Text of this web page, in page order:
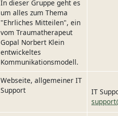
In dieser Gruppe geht es
um alles zum Thema
"Ehrliches Mitteilen", ein
vom Traumatherapeut
Gopal Norbert Klein
entwickeltes
Kommunikationsmodell.
Webseite, allgemeiner IT
Support
IT